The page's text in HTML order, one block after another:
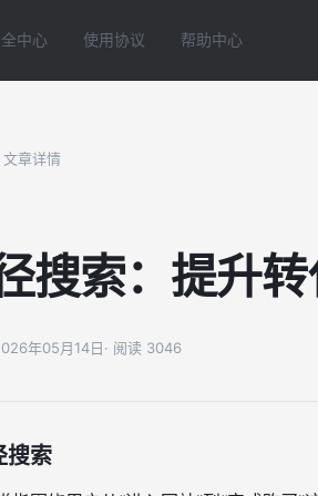
中心 使用协议 帮助中心
文章详情
搜索：提升
年05月14日· 阅读 3046
搜索